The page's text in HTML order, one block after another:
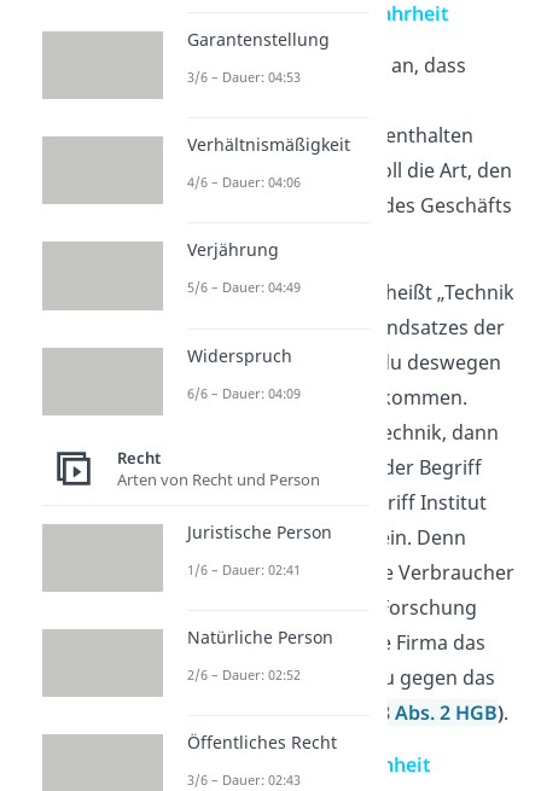
Grundsatz der Firmenwahrheit
Firmenwahrheit
gibt an, dass
deine Firma
falschen Informationen
enthalten
darf. Das bedeutet, sie soll die Art, den
Umfang oder die Größe des Geschäfts
ehrlich bekannt geben.
Stell dir vor, deine Firma heißt „Technik
Institut“. Wegen des Grundsatzes der
Firmenwahrheit kannst du deswegen
aber Schwierigkeiten bekommen.
Benutzt du den Begriff Technik, dann
ist das kein Problem, da der Begriff
umfangreich ist. Der Begriff Institut
kann aber irreführend sein. Denn
darunter stellen sich viele Verbraucher
eine Einrichtung für die Forschung
und Lehre vor. Weil deine Firma das
aber nicht ist, verstößt du gegen das
§ 18 Abs. 2 HGB).
Grundsatz der Firmeneinheit
Garantenstellung
3/6 – Dauer: 04:53
Verhältnismäßigkeit
4/6 – Dauer: 04:06
Verjährung
5/6 – Dauer: 04:49
Widerspruch
6/6 – Dauer: 04:09
Recht
Arten von Recht und Person
Juristische Person
1/6 – Dauer: 02:41
Natürliche Person
2/6 – Dauer: 02:52
Öffentliches Recht
3/6 – Dauer: 02:43